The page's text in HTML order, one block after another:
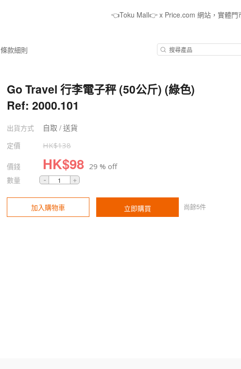
👈Toku Mall👉 x Price.com 網站，實體門
條款細則
Go Travel 行李電子秤 (50公斤) (綠色)
Ref: 2000.101
出貨方式 自取 / 送貨
定價 HK$138
價錢 HK$98 29 % off
數量
加入購物車 立即購買 尚餘5件